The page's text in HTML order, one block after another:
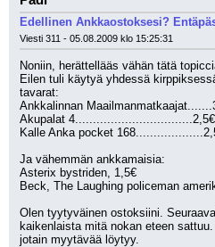
Edellinen Ankkaostoksesi?
Viesti 311 - 05.08.2009 klo 15:25:31
Noniin, herättellääs vähän tätä
Eilen tuli käytyä yhdessä
tavarat:
Ankkalinnan
Akupalat 4.................................2,5€
Kalle Anka pocket
Ja vähemmän ankkamaisia:
Asterix bystriden, 1,5€
Beck, The Laughing policeman
Olen tyytyväinen ostoksiini.
kaikenlaista mitä nokan eteen
jotain myytävää löytyy.